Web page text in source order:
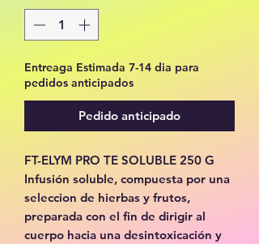
Entreaga Estimada 7-14 dia para
pedidos anticipados
Pedido anticipado
FT-ELYM PRO TE SOLUBLE 250 G
Infusión soluble, compuesta por una
seleccion de hierbas y frutos,
preparada con el fin de dirigir al
cuerpo hacia una desintoxicación y